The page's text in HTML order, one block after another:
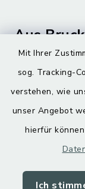
Mit Ihrer
sog. Tracking-
verstehen, wie
unser Angebot
hierfür
Ich
Aus
Digitaler